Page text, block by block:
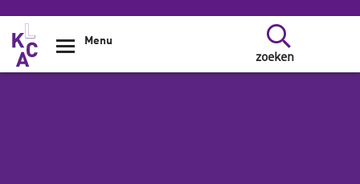
Overslaan en naar de inhoud gaan
zoeken
Menu